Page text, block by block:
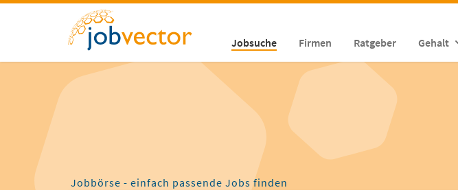
Jobsuche Firmen Ratgeber Gehalt
Jobbörse - einfach passende Jobs finden